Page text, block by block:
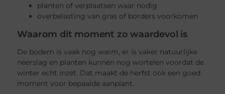
planten of verplaatsen waar nodig
overbelasting van gras of borders voorkomen
Waarom dit moment zo waardevol is
De bodem is vaak nog warm, er is vaker natuurlijke
neerslag en planten kunnen nog wortelen voordat de
winter echt inzet. Dat maakt de herfst ook een goed
moment voor bepaalde aanplant.